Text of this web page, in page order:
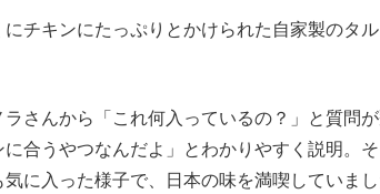
チキンにたっぷりとかけられた自家製のタ
さんから「これ何入っているの？」と質問
合うやつなんだよ」とわかりやすく説明。
に入った様子で、日本の味を満喫していまし